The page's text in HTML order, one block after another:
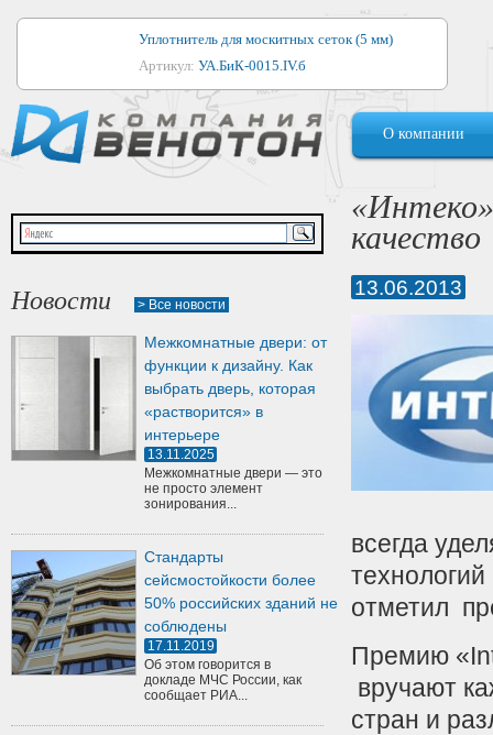
Уплотнитель для москитных сеток (5 мм)
Артикул: УА.БиК-0015.IV.б
Уплотнитель для алюминиевых окон
Артикул:1044
Уплотнитель для деревянных окон
Артикул:УМ.БиК-0062.IV.б
Уплотнитель лоджиевый для (4, 5, 6 мм)
Артикул:
О компании
Новости > Все новости
Межкомнатные двери: от
функции к дизайну. Как
выбрать дверь, которая
«растворится» в
интерьере
13.11.2025
Межкомнатные двери — это
не просто элемент
зонирования...
Стандарты
сейсмостойкости более
50% российских зданий не
соблюдены
17.11.2019
Об этом говорится в
докладе МЧС России, как
сообщает РИА...
качество
13.06.2013
всегда
отметил
Премию
вручают
стран и